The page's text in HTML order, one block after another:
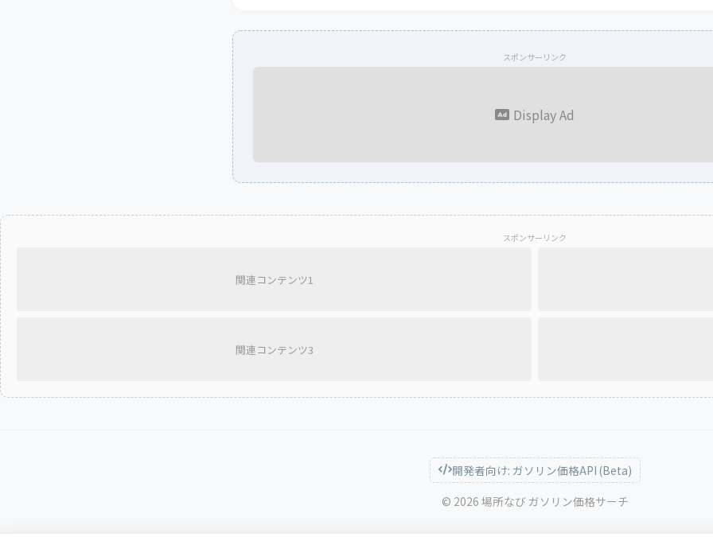
スポンサーリンク
Display Ad
スポンサーリンク
関連コンテンツ1
関連コンテンツ3
開発者向け: ガソリン価格API (Beta)
© 2026 場所なび ガソリン価格サーチ